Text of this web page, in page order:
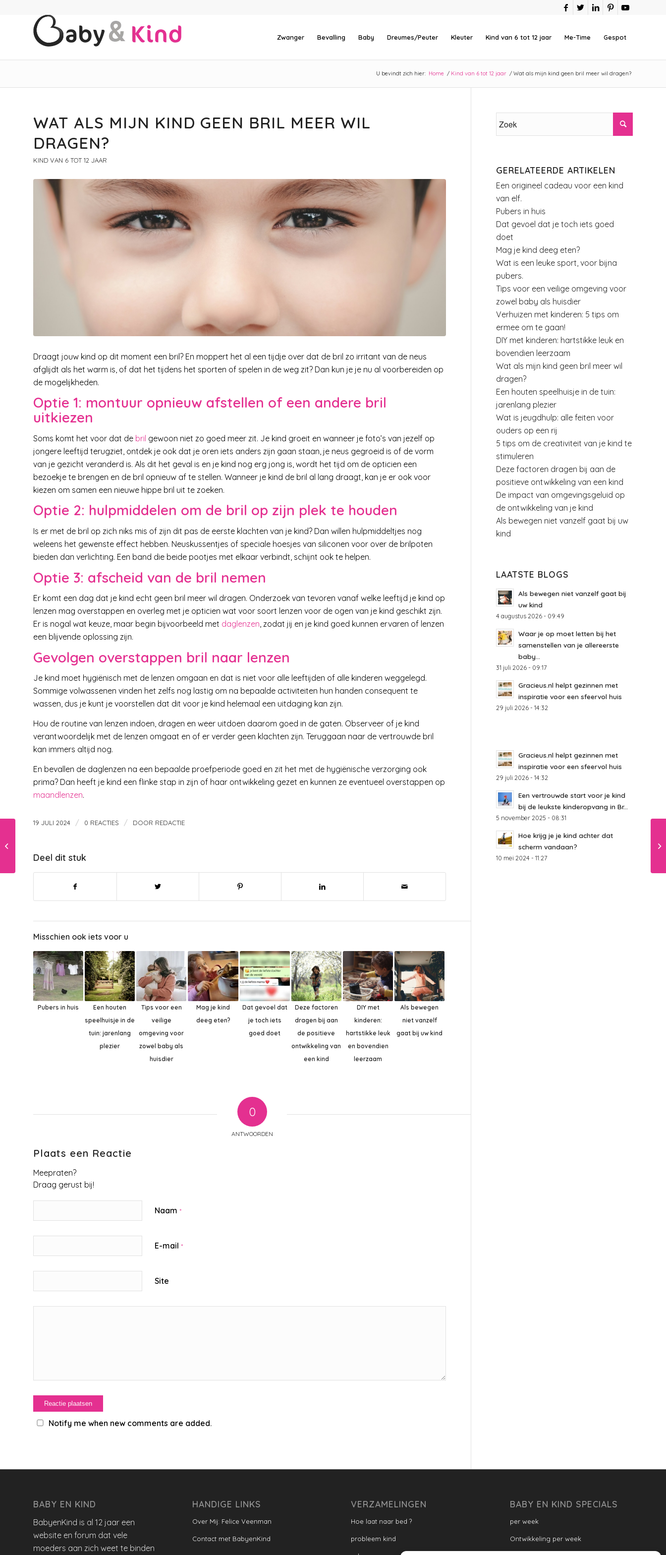
Zwanger Bevalling Baby Dreumes/Peuter Kleuter Kind van 6 tot 12 jaar Me-Time Gespot
U bevindt zich hier: Home / Kind van 6 tot 12 jaar / Wat als mijn kind geen bril meer wil dragen?
WAT ALS MIJN KIND GEEN BRIL MEER WIL
DRAGEN?
KIND VAN 6 TOT 12 JAAR
Draagt jouw kind op dit moment een bril? En moppert het al een tijdje over dat de bril zo irritant van de neus
afglijdt als het warm is, of dat het tijdens het sporten of spelen in de weg zit? Dan kun je je nu al voorbereiden op
de mogelijkheden.
Optie 1: montuur opnieuw afstellen of een andere bril
uitkiezen
Soms komt het voor dat de bril gewoon niet zo goed meer zit. Je kind groeit en wanneer je foto’s van jezelf op
jongere leeftijd terugziet, ontdek je ook dat je oren iets anders zijn gaan staan, je neus gegroeid is of de vorm
van je gezicht veranderd is. Als dit het geval is en je kind nog erg jong is, wordt het tijd om de opticien een
bezoekje te brengen en de bril opnieuw af te stellen. Wanneer je kind de bril al lang draagt, kan je er ook voor
kiezen om samen een nieuwe hippe bril uit te zoeken.
Optie 2: hulpmiddelen om de bril op zijn plek te houden
Is er met de bril op zich niks mis of zijn dit pas de eerste klachten van je kind? Dan willen hulpmiddeltjes nog
weleens het gewenste effect hebben. Neuskussentjes of speciale hoesjes van siliconen voor over de brilpoten
bieden dan verlichting. Een band die beide pootjes met elkaar verbindt, schijnt ook te helpen.
Optie 3: afscheid van de bril nemen
Er komt een dag dat je kind echt geen bril meer wil dragen. Onderzoek van tevoren vanaf welke leeftijd je kind op
lenzen mag overstappen en overleg met je opticien wat voor soort lenzen voor de ogen van je kind geschikt zijn.
Er is nogal wat keuze, maar begin bijvoorbeeld met daglenzen, zodat jij en je kind goed kunnen ervaren of lenzen
een blijvende oplossing zijn.
Gevolgen overstappen bril naar lenzen
Je kind moet hygiënisch met de lenzen omgaan en dat is niet voor alle leeftijden of alle kinderen weggelegd.
Sommige volwassenen vinden het zelfs nog lastig om na bepaalde activiteiten hun handen consequent te
wassen, dus je kunt je voorstellen dat dit voor je kind helemaal een uitdaging kan zijn.
Hou de routine van lenzen indoen, dragen en weer uitdoen daarom goed in de gaten. Observeer of je kind
verantwoordelijk met de lenzen omgaat en of er verder geen klachten zijn. Teruggaan naar de vertrouwde bril
kan immers altijd nog.
En bevallen de daglenzen na een bepaalde proefperiode goed en zit het met de hygiënische verzorging ook
prima? Dan heeft je kind een flinke stap in zijn of haar ontwikkeling gezet en kunnen ze eventueel overstappen op
maandlenzen.
19 JULI 2024 / 0 REACTIES / DOOR REDACTIE
Deel dit stuk
Misschien ook iets voor u
Pubers in huis
Een houten
speelhuisje in de
tuin: jarenlang
plezier
Tips voor een
veilige
omgeving voor
zowel baby als
huisdier
Mag je kind
deeg eten?
Dat gevoel dat
je toch iets
goed doet
Deze factoren
dragen bij aan
de positieve
ontwikkeling van
een kind
DIY met
kinderen:
hartstikke leuk
en bovendien
leerzaam
Als bewegen
niet vanzelf
gaat bij uw kind
0
ANTWOORDEN
Plaats een Reactie
Meepraten?
Draag gerust bij!
Naam *
E-mail *
Site
Notify me when new comments are added.
GERELATEERDE ARTIKELEN
Een origineel cadeau voor een kind
van elf.
Pubers in huis
Dat gevoel dat je toch iets goed
doet
Mag je kind deeg eten?
Wat is een leuke sport, voor bijna
pubers.
Tips voor een veilige omgeving voor
zowel baby als huisdier
Verhuizen met kinderen: 5 tips om
ermee om te gaan!
DIY met kinderen: hartstikke leuk en
bovendien leerzaam
Wat als mijn kind geen bril meer wil
dragen?
Een houten speelhuisje in de tuin:
jarenlang plezier
Wat is jeugdhulp: alle feiten voor
ouders op een rij
5 tips om de creativiteit van je kind te
stimuleren
Deze factoren dragen bij aan de
positieve ontwikkeling van een kind
De impact van omgevingsgeluid op
de ontwikkeling van je kind
Als bewegen niet vanzelf gaat bij uw
kind
LAATSTE BLOGS
Als bewegen niet vanzelf gaat bij
uw kind
4 augustus 2026 - 09:49
Waar je op moet letten bij het
samenstellen van je allereerste
baby...
31 juli 2026 - 09:17
Gracieus.nl helpt gezinnen met
inspiratie voor een sfeervol huis
29 juli 2026 - 14:32
Gracieus.nl helpt gezinnen met
inspiratie voor een sfeervol huis
29 juli 2026 - 14:32
Een vertrouwde start voor je kind
bij de leukste kinderopvang in Br...
5 november 2025 - 08:31
Hoe krijg je je kind achter dat
scherm vandaan?
10 mei 2024 - 11:27
BABY EN KIND
BabyenKind is al 12 jaar een
website en forum dat vele
moeders aan zich weet te binden
HANDIGE LINKS
Over Mij: Felice Veenman
Contact met BabyenKind
VERZAMELINGEN
Hoe laat naar bed ?
probleem kind
BABY EN KIND SPECIALS
per week
Ontwikkeling per week
leefomgeving bieden!